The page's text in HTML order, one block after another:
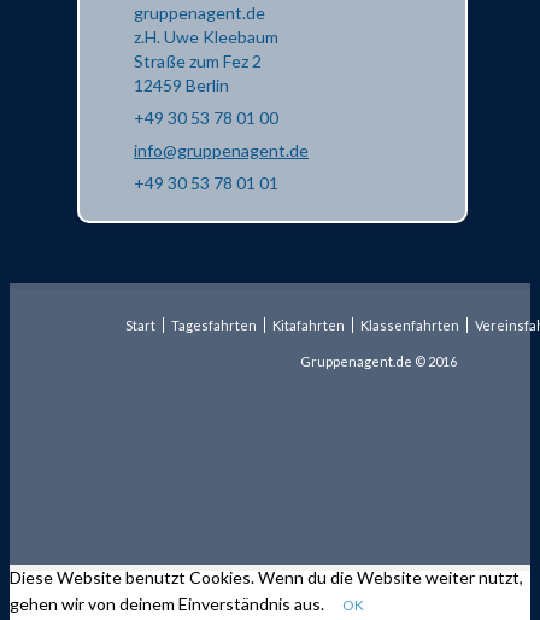
gruppenagent.de
z.H. Uwe Kleebaum
Straße zum Fez 2
12459 Berlin
+49 30 53 78 01 00
info@gruppenagent.de
+49 30 53 78 01 01
Start Tagesfahrten Kitafahrten Klassenfahrten
Gruppenagent.de © 2016
Diese Website benutzt Cookies. Wenn du die Website weiter nutzt,
gehen wir von deinem Einverständnis aus.
OK